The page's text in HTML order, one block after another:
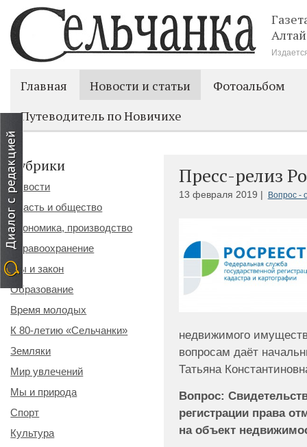
Главная Новости и статьи
Фотоальбом
Путеводитель по Новичихе
Пресс-релиз
13 февраля 2019 | Вопрос -
недвижимого
вопросам даёт
Татьяна
Вопрос:
регистрации права
на объект
Рубрики
Новости
Власть и общество
Экономика, производство
Здравоохранение
Мы и закон
Образование
Время молодых
К 80-летию «Сельчанки»
Земляки
Мир увлечений
Мы и природа
Спорт
Культура